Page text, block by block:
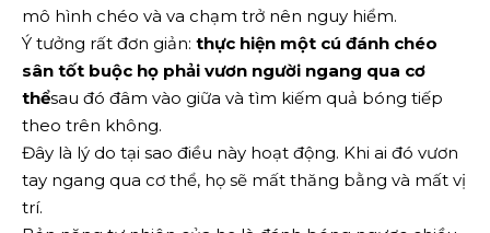
mô hình chéo và va chạm trở nên nguy hiểm.
Ý tưởng rất đơn giản: thực hiện một cú đánh chéo
sân tốt buộc họ phải vươn người ngang qua cơ
thểsau đó đâm vào giữa và tìm kiếm quả bóng tiếp
theo trên không.
Đây là lý do tại sao điều này hoạt động. Khi ai đó vươn
tay ngang qua cơ thể, họ sẽ mất thăng bằng và mất vị
trí.